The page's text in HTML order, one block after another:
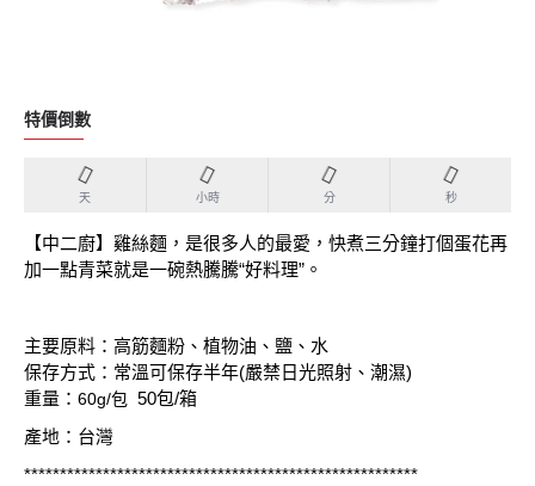
【中二廚】雞絲麵，是很多人的最愛，快煮三分鐘打個蛋花再
加一點青菜就是一碗熱騰騰“好料理”。
主要原料：高筋麵粉、植物油、鹽、水
保存方式：常溫可保存半年(嚴禁日光照射、潮濕)
重量： 60g/包 50包/箱
產地：台灣
*******************************************************
特價倒數
天 小時 分 秒